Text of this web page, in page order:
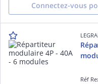
Connectez-vous
Réf